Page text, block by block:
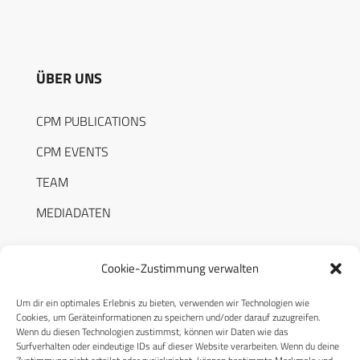
Cookie-Zustimmung verwalten
Um dir ein optimales Erlebnis zu bieten, verwenden wir Technologien wie
Cookies, um Geräteinformationen zu speichern und/oder darauf zuzugreifen.
Wenn du diesen Technologien zustimmst, können wir Daten wie das
Surfverhalten oder eindeutige IDs auf dieser Website verarbeiten. Wenn du deine
ÜBER UNS
CPM PUBLICATIONS
CPM EVENTS
TEAM
MEDIADATEN
RECHTLICHES
Datenschutzerklärung